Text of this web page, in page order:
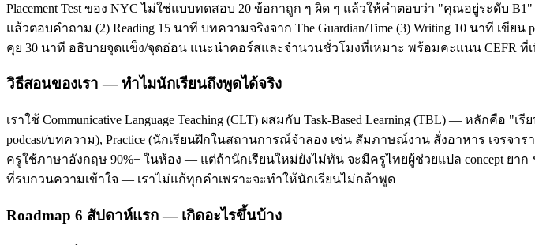
Placement Test ของ NYC ไม่ใช่แบบทดสอบ 20 ข้อกาถูก ๆ ผิด ๆ แล้วให้คำตอบว่า "คุณอยู่ระดับ
แล้วตอบคำถาม (2) Reading 15 นาที บทความจริงจาก The Guardian/Time (3) Writing 10 นาที เขี
คุย 30 นาที อธิบายจุดแข็ง/จุดอ่อน แนะนำคอร์สและจำนวนชั่วโมงที่เหมาะ พร้อมคะแนน CEFR ที่
วิธีสอนของเรา — ทำไมนักเรียนถึงพูดได้จริง
เราใช้ Communicative Language Teaching (CLT) ผสมกับ Task-Based Learning (TBL) — หลัก
podcast/บทความ), Practice (นักเรียนฝึกในสถานการณ์จำลอง เช่น สัมภาษณ์งาน สั่งอาหาร เจรจา
ครูใช้ภาษาอังกฤษ 90%+ ในห้อง — แต่ถ้านักเรียนใหม่ยังไม่ทัน จะมีครูไทยผู้ช่วยแปล concept ยาก
ที่รบกวนความเข้าใจ — เราไม่แก้ทุกคำเพราะจะทำให้นักเรียนไม่กล้าพูด
Roadmap 6 สัปดาห์แรก — เกิดอะไรขึ้นบ้าง